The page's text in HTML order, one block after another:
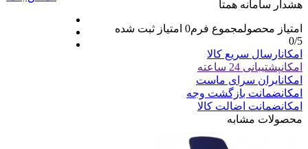
هشدار سامانه همتا
امتیاز محصولمجموع فرم0 امتیاز ثبت شده
0/5
امکانارسال سریع کالا
امکانپشتیبانی 24 ساعته
امکانایران سرای ماست
امکانضمانت بازگشت وجه
امکانضمانت اضالت کالا
محصولات مشابه